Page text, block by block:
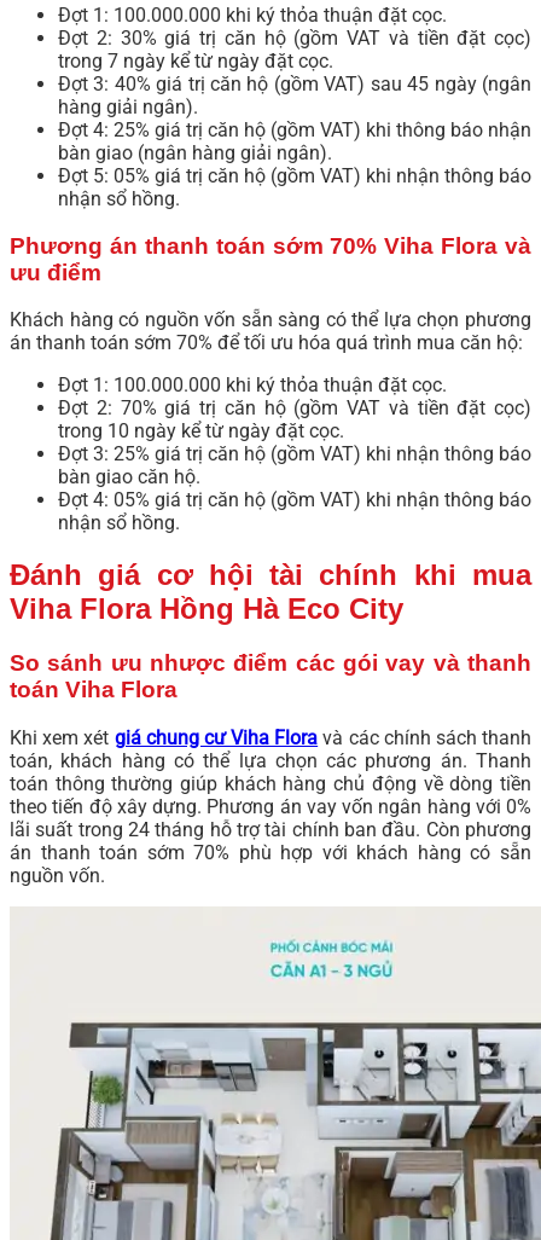
Đợt 1: 100.000.000 khi ký thỏa thuận đặt cọc.
Đợt 2: 30% giá trị căn hộ (gồm VAT và tiền đặt cọc)
trong 7 ngày kể từ ngày đặt cọc.
Đợt 3: 40% giá trị căn hộ (gồm VAT) sau 45 ngày (ngân
hàng giải ngân).
Đợt 4: 25% giá trị căn hộ (gồm VAT) khi thông báo nhận
bàn giao (ngân hàng giải ngân).
Đợt 5: 05% giá trị căn hộ (gồm VAT) khi nhận thông báo
nhận sổ hồng.
Phương án thanh toán sớm 70% Viha Flora và
ưu điểm
Khách hàng có nguồn vốn sẵn sàng có thể lựa chọn phương
án thanh toán sớm 70% để tối ưu hóa quá trình mua căn hộ:
Đợt 1: 100.000.000 khi ký thỏa thuận đặt cọc.
Đợt 2: 70% giá trị căn hộ (gồm VAT và tiền đặt cọc)
trong 10 ngày kể từ ngày đặt cọc.
Đợt 3: 25% giá trị căn hộ (gồm VAT) khi nhận thông báo
bàn giao căn hộ.
Đợt 4: 05% giá trị căn hộ (gồm VAT) khi nhận thông báo
nhận sổ hồng.
Đánh giá cơ hội tài chính khi mua
Viha Flora Hồng Hà Eco City
So sánh ưu nhược điểm các gói vay và thanh
toán Viha Flora
Khi xem xét giá chung cư Viha Flora và các chính sách thanh
toán, khách hàng có thể lựa chọn các phương án. Thanh
toán thông thường giúp khách hàng chủ động về dòng tiền
theo tiến độ xây dựng. Phương án vay vốn ngân hàng với 0%
lãi suất trong 24 tháng hỗ trợ tài chính ban đầu. Còn phương
án thanh toán sớm 70% phù hợp với khách hàng có sẵn
nguồn vốn.